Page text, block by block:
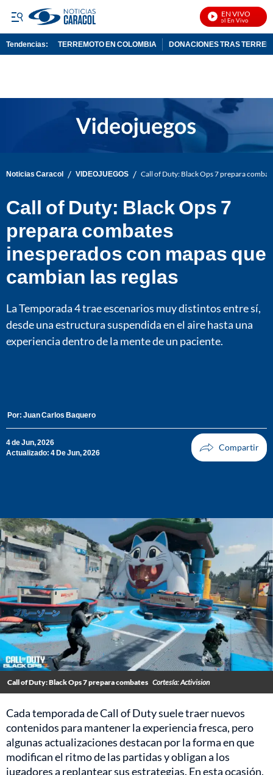
EN VIVO
Noticias Caracol En Vivo
Tendencias: TERREMOTO EN COLOMBIA DONACIONES TRAS
Noticias Caracol / VIDEOJUEGOS / Call of Duty: Black Ops 7 prepara
Call of Duty: Black Ops 7
prepara combates
inesperados con mapas que
cambian las reglas
La Temporada 4 trae escenarios muy distintos entre sí,
desde una estructura suspendida en el aire hasta una
experiencia dentro de la mente de un paciente.
Por: Juan Carlos Baquero
4 de Jun, 2026
Actualizado: 4 De Jun, 2026
Call of Duty: Black Ops 7 prepara combates Cortesía: Activision
Cada temporada de Call of Duty suele traer nuevos
contenidos para mantener la experiencia fresca, pero
algunas actualizaciones destacan por la forma en que
modifican el ritmo de las partidas y obligan a los
jugadores a replantear sus estrategias. En esta ocasión,